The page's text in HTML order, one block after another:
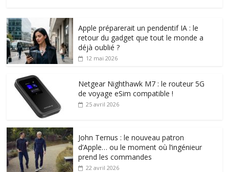
Apple préparerait un pendentif IA : le
retour du gadget que tout le monde a
déjà oublié ?
12 mai 2026
Netgear Nighthawk M7 : le routeur 5G
de voyage eSim compatible !
25 avril 2026
John Ternus : le nouveau patron
d’Apple… ou le moment où l’ingénieur
prend les commandes
22 avril 2026